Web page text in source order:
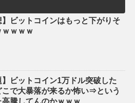
】ビットコインはもっと下がりそ
ｗｗｗｗ
】ビットコイン1万ドル突破した
こで大暴落が来るか怖い⇒という
騰してんのかｗｗｗ